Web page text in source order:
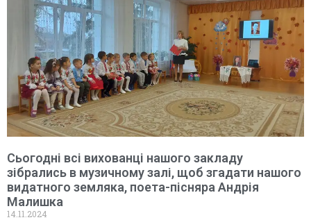
Сьогодні всі вихованці нашого закладу
зібрались в музичному залі, щоб згадати нашого
видатного земляка, поета-пісняра Андрія
Малишка
14.11.2024